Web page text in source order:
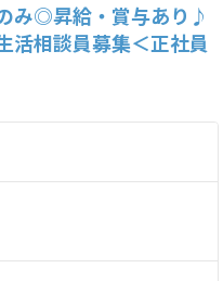
み◎昇給・賞与あり♪
活相談員募集＜正社員